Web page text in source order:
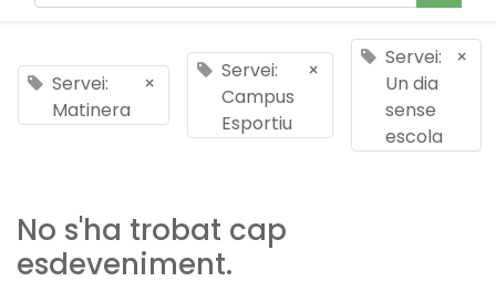
Servei:
Matinera
×
Servei:
Campus
Esportiu
×
Servei:
Un dia
sense
escola
×
No s'ha trobat cap
esdeveniment.